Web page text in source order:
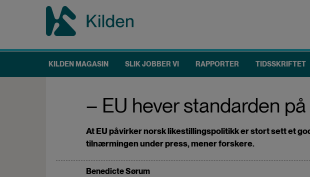
Main
navigation
KILDEN MAGASIN SLIK JOBBER VI RAPPORTER TIDSSKRIFTET
– EU hever standarden
At EU påvirker norsk likestillingspolitikk er stort sett et
tilnærmingen under press, mener forskere.
Benedicte Sørum